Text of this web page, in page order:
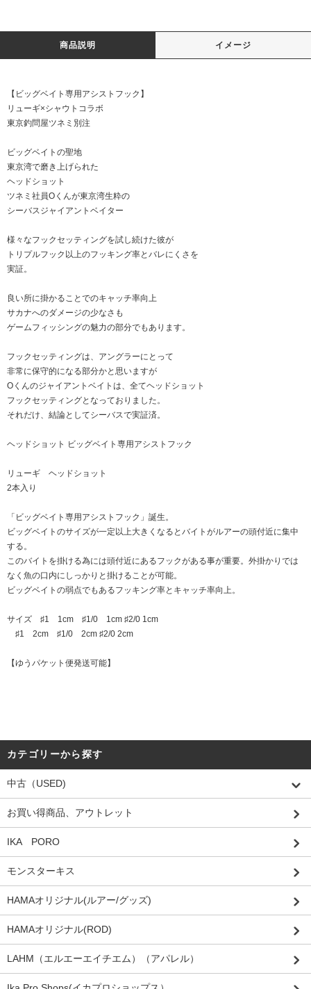
商品説明 イメージ
【ビッグベイト専用アシストフック】
リューギ×シャウトコラボ
東京釣問屋ツネミ別注
ビッグベイトの聖地
東京湾で磨き上げられた
ヘッドショット
ツネミ社員Oくんが東京湾生粋の
シーバスジャイアントベイター
様々なフックセッティングを試し続けた彼が
トリプルフック以上のフッキング率とバレにくさを
実証。
良い所に掛かることでのキャッチ率向上
サカナへのダメージの少なさも
ゲームフィッシングの魅力の部分でもあります。
フックセッティングは、アングラーにとって
非常に保守的になる部分かと思いますが
Oくんのジャイアントベイトは、全てヘッドショット
フックセッティングとなっておりました。
それだけ、結論としてシーバスで実証済。
ヘッドショット ビッグベイト専用アシストフック
リューギ ヘッドショット
2本入り
「ビッグベイト専用アシストフック」誕生。
ビッグベイトのサイズが一定以上大きくなるとバイトがルアーの頭付近に集中
する。
このバイトを掛ける為には頭付近にあるフックがある事が重要。外掛かりでは
なく魚の口内にしっかりと掛けることが可能。
ビッグベイトの弱点でもあるフッキング率とキャッチ率向上。
サイズ ♯1 1cm ♯1/0 1cm ♯2/0 1cm
♯1 2cm ♯1/0 2cm ♯2/0 2cm
【ゆうパケット便発送可能】
カテゴリーから探す
中古（USED)
お買い得商品、アウトレット
IKA PORO
モンスターキス
HAMAオリジナル(ルアー/グッズ)
HAMAオリジナル(ROD)
LAHM（エルエーエイチエム）（アパレル）